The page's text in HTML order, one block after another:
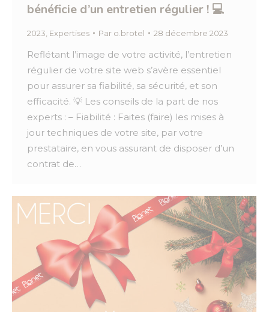
bénéficie d’un entretien régulier ! 💻
2023 Expertises Par o.brotel 28 décembre 2023
Reflétant l’image de votre activité, l’entretien
régulier de votre site web s’avère essentiel
pour assurer sa fiabilité, sa sécurité, et son
efficacité. 💡 Les conseils de la part de nos
experts : – Fiabilité : Faites (faire) les mises à
jour techniques de votre site, par votre
prestataire, en vous assurant de disposer d’un
contrat de…